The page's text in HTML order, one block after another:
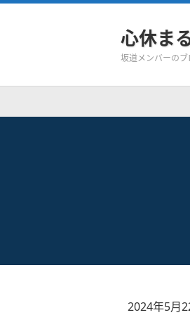
心休ま
坂道メンバーの
2024年5月